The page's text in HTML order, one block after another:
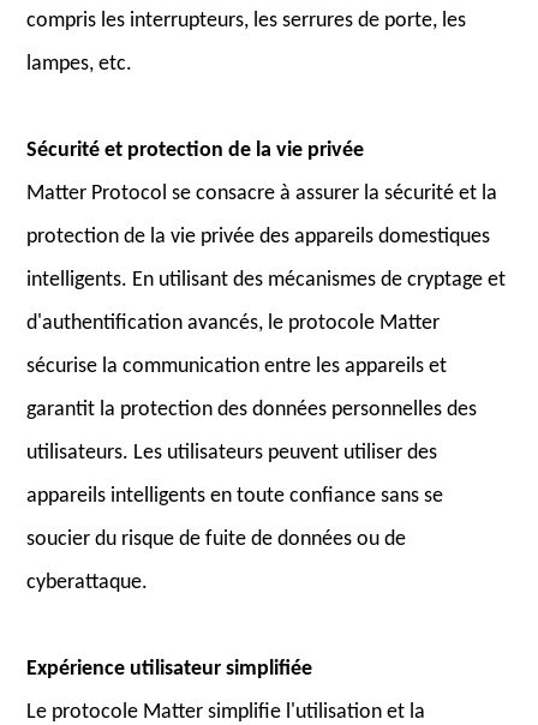
compris les interrupteurs, les serrures de porte, les
lampes, etc.
Sécurité et protection de la vie privée
Matter Protocol se consacre à assurer la sécurité et la
protection de la vie privée des appareils domestiques
intelligents. En utilisant des mécanismes de cryptage et
d'authentification avancés, le protocole Matter
sécurise la communication entre les appareils et
garantit la protection des données personnelles des
utilisateurs. Les utilisateurs peuvent utiliser des
appareils intelligents en toute confiance sans se
soucier du risque de fuite de données ou de
cyberattaque.
Expérience utilisateur simplifiée
Le protocole Matter simplifie l'utilisation et la